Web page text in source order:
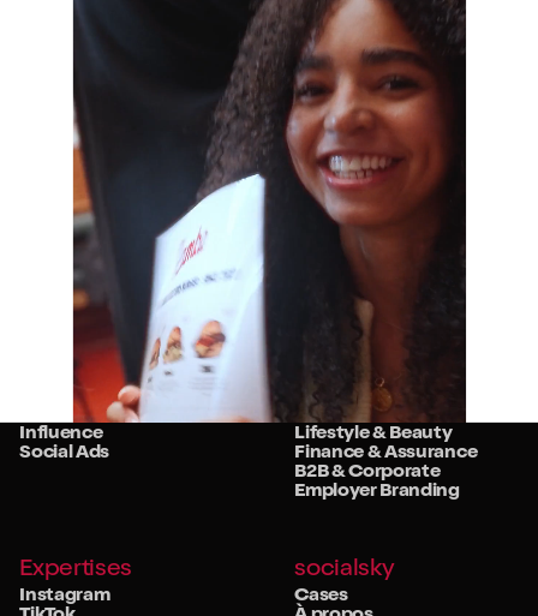
Services
Stratégie
Studio
Community
Influence
Social Ads
Secteurs
Retail
Food & Beverage
Travel & Hospitality
Lifestyle & Beauty
Finance & Assurance
B2B & Corporate
Employer Branding
Expertises
Instagram
socialsky
Cases